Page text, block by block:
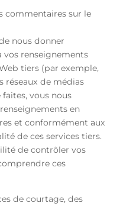
commentaires sur le
nous donner
vos renseignements
tiers (par exemple,
réseaux de médias
vous nous
en
et conformément aux
de ces services tiers.
de contrôler vos
ces
de courtage, des